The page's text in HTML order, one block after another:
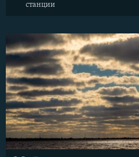
станции